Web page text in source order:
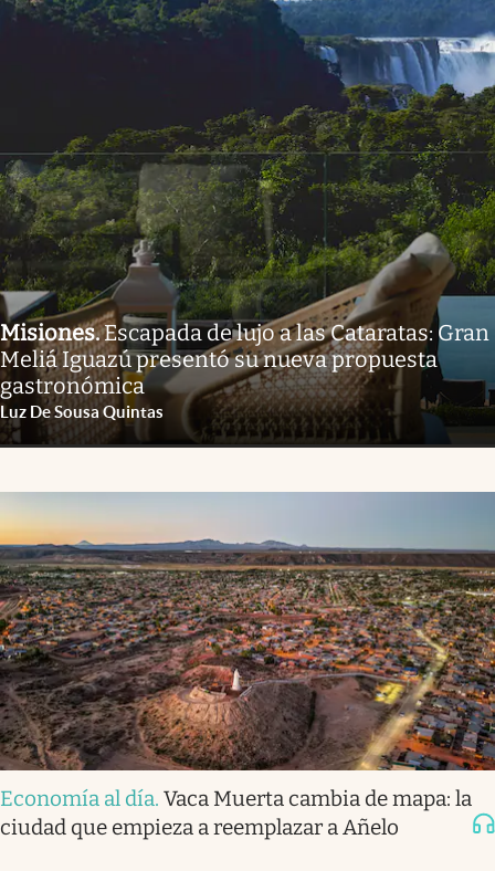
Misiones.Escapada de lujo a las Cataratas: Gran
Meliá Iguazú presentó su nueva propuesta
gastronómica
Luz De Sousa Quintas
Economía al día. Vaca Muerta cambia de mapa: la
ciudad que empieza a reemplazar a Añelo